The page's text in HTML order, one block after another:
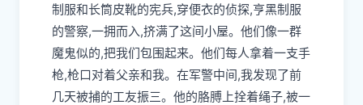
制服和长筒皮靴的宪兵,穿便衣的侦探,亨黑制服
的警察,一拥而入,挤满了这间小屋。他们像一群
魔鬼似的,把我们包围起来。他们每人拿着一支手
枪,枪口对着父亲和我。在军警中间,我发现了前
几天被捕的工友振三。他的胳膊上拴着绳子,被一